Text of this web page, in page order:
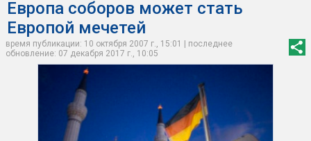
Европа соборов может стать
Европой мечетей
время публикации: 10 октября 2007 г., 15:01 | последнее
обновление: 07 декабря 2017 г., 10:05